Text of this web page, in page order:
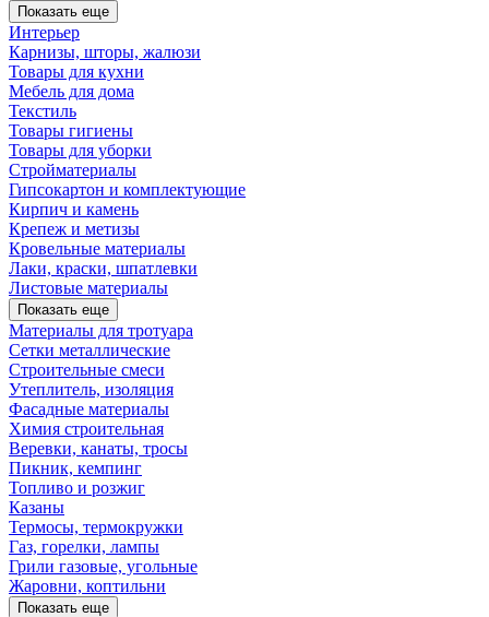
Показать еще
Интерьер
Карнизы, шторы, жалюзи
Товары для кухни
Мебель для дома
Текстиль
Товары гигиены
Товары для уборки
Стройматериалы
Гипсокартон и комплектующие
Кирпич и камень
Крепеж и метизы
Кровельные материалы
Лаки, краски, шпатлевки
Листовые материалы
Показать еще
Материалы для тротуара
Сетки металлические
Строительные смеси
Утеплитель, изоляция
Фасадные материалы
Химия строительная
Веревки, канаты, тросы
Пикник, кемпинг
Топливо и розжиг
Казаны
Термосы, термокружки
Газ, горелки, лампы
Грили газовые, угольные
Жаровни, коптильни
Показать еще